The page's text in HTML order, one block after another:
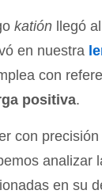
katión llegó
en nuestra
con
positiva.
con
analizar
en su